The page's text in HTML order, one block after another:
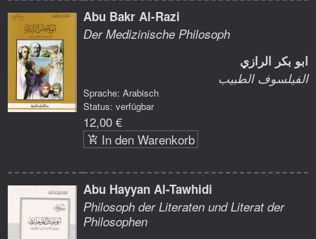
Abu Bakr Al-Razi
Der Medizinische Philosoph
ابو بكر الرازي
الفيلسوف الطبيب
Sprache: Arabisch
Status: verfügbar
12,00 €
In den Warenkorb
Abu Hayyan Al-Tawhidi
Philosoph der Literaten und Literat der
Philosophen